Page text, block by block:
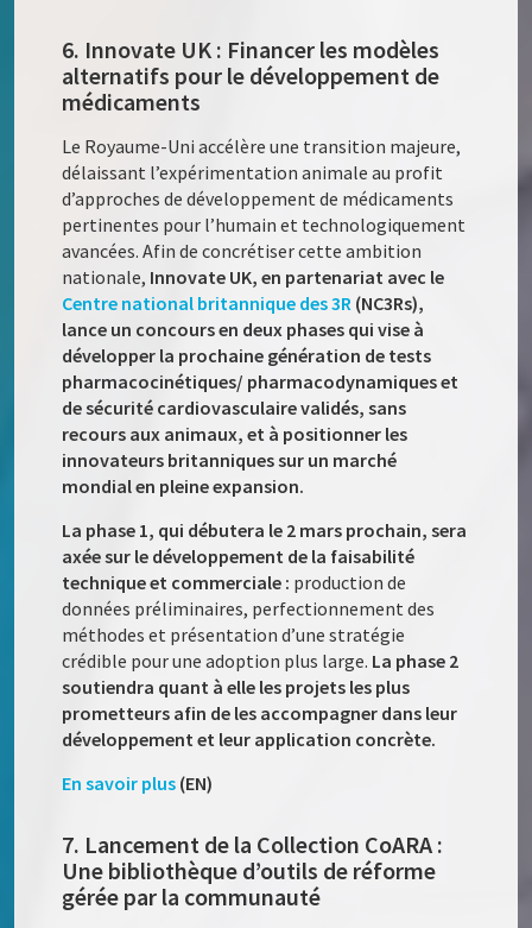
6. Innovate UK : Financer les modèles
alternatifs pour le développement de
médicaments
Le Royaume-Uni accélère une transition majeure,
délaissant l’expérimentation animale au profit
d’approches de développement de médicaments
pertinentes pour l’humain et technologiquement
avancées. Afin de concrétiser cette ambition
nationale, Innovate UK, en partenariat avec le
Centre national britannique des 3R (NC3Rs),
lance un concours en deux phases qui vise à
développer la prochaine génération de tests
pharmacocinétiques/ pharmacodynamiques et
de sécurité cardiovasculaire validés, sans
recours aux animaux, et à positionner les
innovateurs britanniques sur un marché
mondial en pleine expansion.
La phase 1, qui débutera le 2 mars prochain, sera
axée sur le développement de la faisabilité
technique et commerciale : production de
données préliminaires, perfectionnement des
méthodes et présentation d’une stratégie
crédible pour une adoption plus large. La phase 2
soutiendra quant à elle les projets les plus
prometteurs afin de les accompagner dans leur
développement et leur application concrète.
En savoir plus (EN)
7. Lancement de la Collection CoARA :
Une bibliothèque d’outils de réforme
gérée par la communauté